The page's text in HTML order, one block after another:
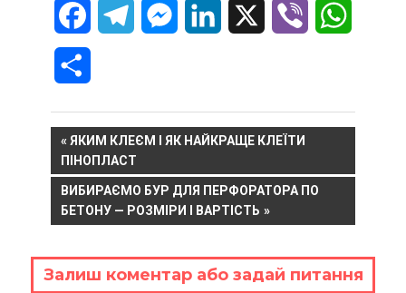
FacebookTelegramMessenger
LinkedIn Viber
Навигация
по
записям
PREVIOUS
POST:
ЯКИМ КЛЕЄМ І ЯК НАЙКРАЩЕ КЛЕЇТИ
ПІНОПЛАСТ
NEXT
POST:
ВИБИРАЄМО БУР ДЛЯ ПЕРФОРАТОРА ПО
БЕТОНУ — РОЗМІРИ І ВАРТІСТЬ
Залиш коментар або задай питання